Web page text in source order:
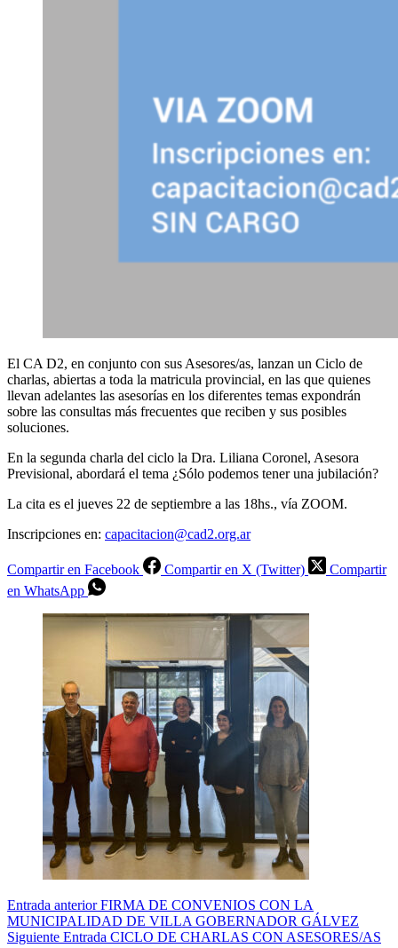
El CA D2, en conjunto con sus Asesores/as, lanzan un Ciclo de
charlas, abiertas a toda la matricula provincial, en las que quienes
llevan adelantes las asesorías en los diferentes temas expondrán
sobre las consultas más frecuentes que reciben y sus posibles
soluciones.
En la segunda charla del ciclo la Dra. Liliana Coronel, Asesora
Previsional, abordará el tema ¿Sólo podemos tener una jubilación?
La cita es el jueves 22 de septiembre a las 18hs., vía ZOOM.
Inscripciones en: capacitacion@cad2.org.ar
Compartir en Facebook Compartir en X (Twitter)
Compartir
en WhatsApp
Entrada anteriorFIRMA DE CONVENIOS CON LA
MUNICIPALIDAD DE VILLA GOBERNADOR GÁLVEZ
Siguiente Entrada CICLO DE CHARLAS CON ASESORES/AS